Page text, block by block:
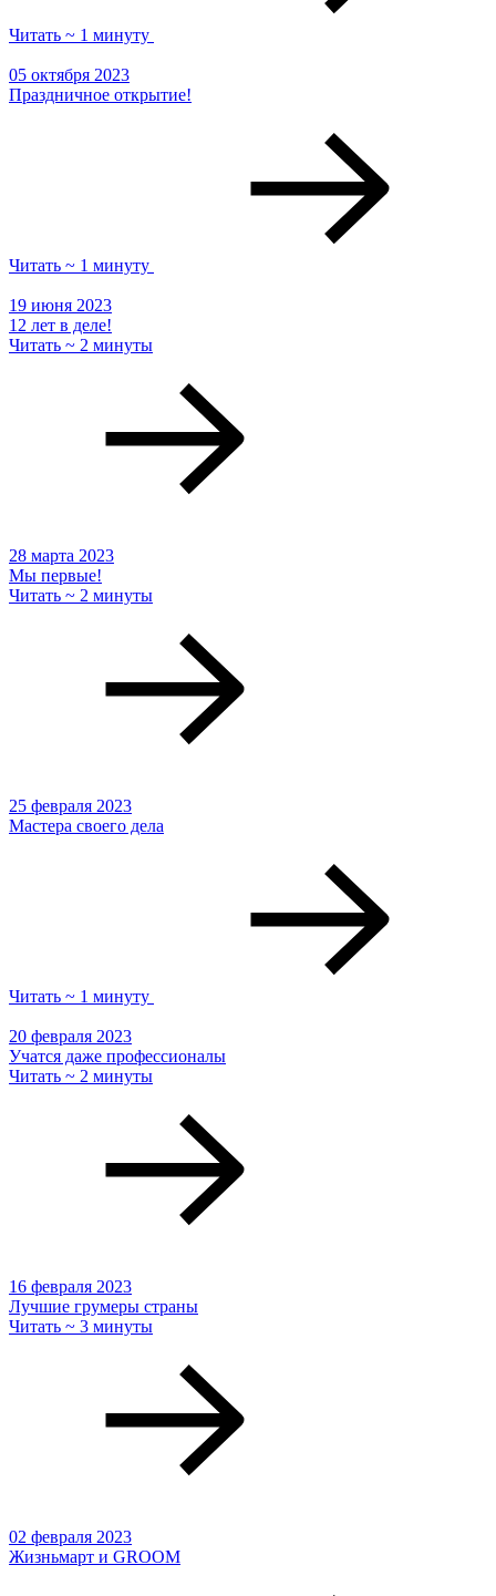
Читать ~ 1 минуту
05 октября 2023
Праздничное открытие!
Читать ~ 1 минуту
19 июня 2023
12 лет в деле!
Читать ~ 2 минуты
28 марта 2023
Мы первые!
Читать ~ 2 минуты
25 февраля 2023
Мастера своего дела
Читать ~ 1 минуту
20 февраля 2023
Учатся даже профессионалы
Читать ~ 2 минуты
16 февраля 2023
Лучшие грумеры страны
Читать ~ 3 минуты
02 февраля 2023
Жизньмарт и GROOM